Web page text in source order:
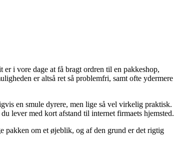
i vore dage at få bragt ordren til en pakkeshop,
er altså ret så problemfri, samt ofte ydermere
en smule dyrere, men lige så vel virkelig praktisk.
lever med kort afstand til internet firmaets hjemsted.
pakken om et øjeblik, og af den grund er det rigtig